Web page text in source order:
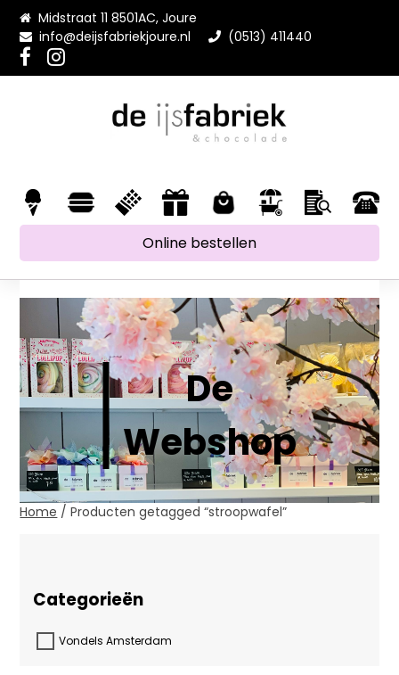
Midstraat 11 8501AC, Joure
info@deijsfabriekjoure.nl
(0513) 411440
Online bestellen
De
Webshop
Home / Producten getagged “stroopwafel”
Categorieën
Vondels Amsterdam